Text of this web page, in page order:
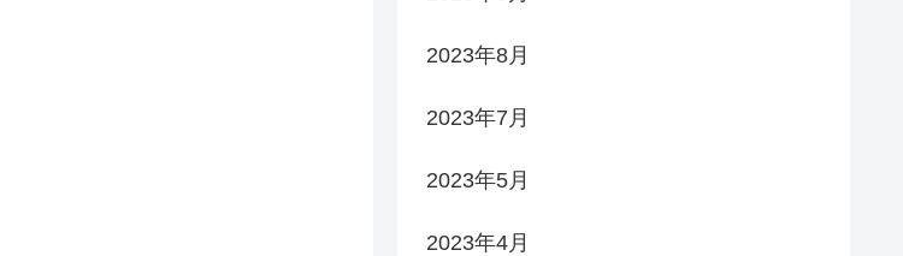
2023年8月
2023年7月
2023年5月
2023年4月